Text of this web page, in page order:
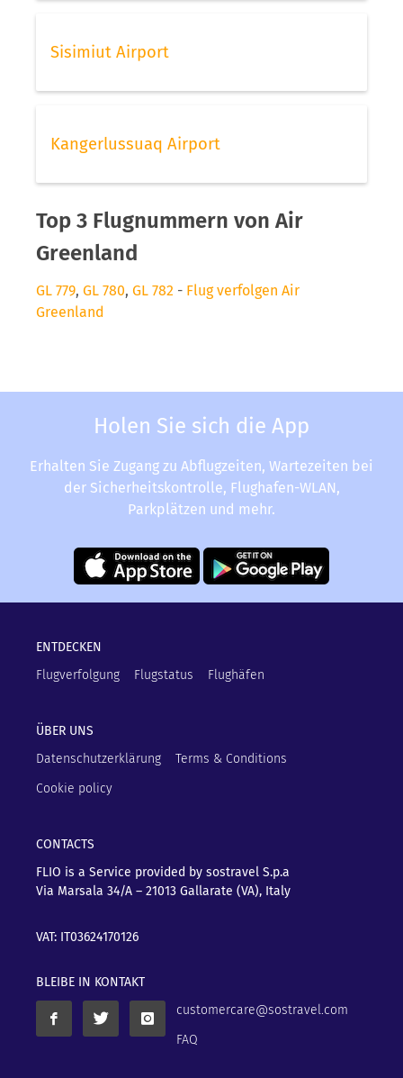
Sisimiut Airport
Kangerlussuaq Airport
Top 3 Flugnummern von Air
Greenland
GL 779, GL 780, GL 782 - Flug verfolgen Air
Greenland
Holen Sie sich die App
Erhalten Sie Zugang zu Abflugzeiten, Wartezeiten bei
der Sicherheitskontrolle, Flughafen-WLAN,
Parkplätzen und mehr.
ENTDECKEN
Flugverfolgung
Flugstatus Flughäfen
ÜBER UNS
Datenschutzerklärung
Terms & Conditions
Cookie policy
CONTACTS
FLIO is a Service provided by sostravel S.p.a
Via Marsala 34/A – 21013 Gallarate (VA), Italy
VAT: IT03624170126
BLEIBE IN KONTAKT
customercare@sostravel.com
FAQ